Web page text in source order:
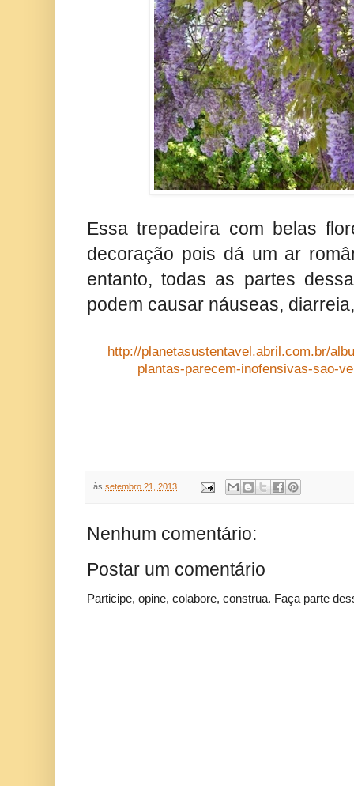
Essa trepadeira com belas
decoração pois dá um ar
entanto, todas as partes
podem causar náuseas,
http://planetasustentavel.abril.com.br/
plantas-parecem-inofensivas-sao-
às setembro 21, 2013
Nenhum comentário:
Postar um comentário
Participe, opine, colabore, construa. Faça parte